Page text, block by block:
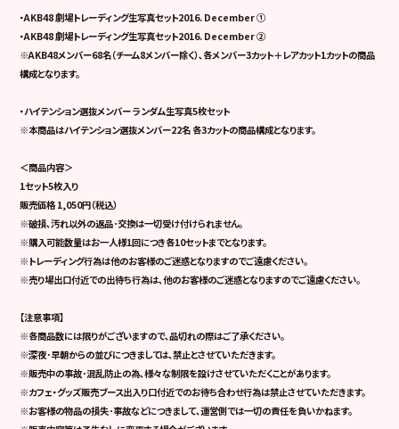
・AKB48 劇場トレーディング生写真セット2016. December ①
・AKB48 劇場トレーディング生写真セット2016. December ②
※AKB48メンバー68名（チーム8メンバー除く）､各メンバー3カット＋レアカット1カットの商品
構成となります。
・ハイテンション選抜メンバー ランダム生写真5枚セット
※本商品はハイテンション選抜メンバー22名 各3カットの商品構成となります。
＜商品内容＞
1セット5枚入り
販売価格 1,050円（税込）
※破損､汚れ以外の返品･交換は一切受け付けられません。
※購入可能数量はお一人様1回につき各10セットまでとなります。
※トレーディング行為は他のお客様のご迷惑となりますのでご遠慮ください。
※売り場出口付近での出待ち行為は､他のお客様のご迷惑となりますのでご遠慮ください。
【注意事項】
※各商品数には限りがございますので､品切れの際はご了承ください。
※深夜･早朝からの並びにつきましては､禁止とさせていただきます。
※販売中の事故･混乱防止の為､様々な制限を設けさせていただくことがあります。
※カフェ・グッズ販売ブース出入り口付近でのお待ち合わせ行為は禁止させていただきます。
※お客様の物品の損失･事故などにつきまして､運営側では一切の責任を負いかねます。